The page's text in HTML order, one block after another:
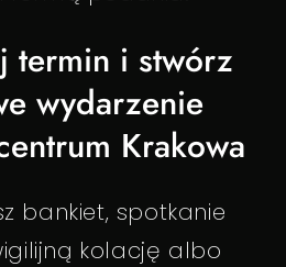
termin i stwórz
wydarzenie
Krakowa
bankiet, spotkanie
kolację albo